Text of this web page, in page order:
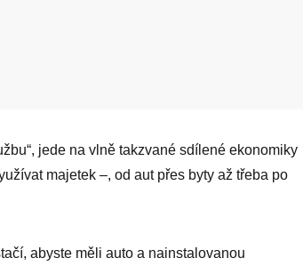
jede na vlně takzvané sdílené ekonomiky
majetek –, od aut přes byty až třeba po
abyste měli auto a nainstalovanou